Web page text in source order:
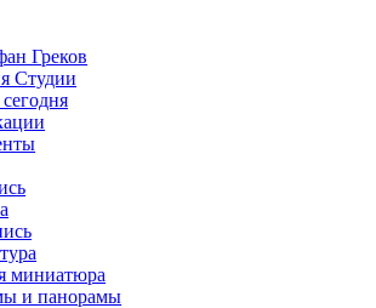
Греков
Студии
миниатюра
и панорамы